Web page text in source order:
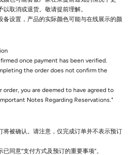
取消或退货。敬请提前理解。
备设置，产品的实际颜色可能与在线展示的颜
once payment has been verified.
the order does not confirm the
order, you are deemed to have agreed to
Notes Regarding Reservations."
将被确认。请注意，仅完成订单并不表示预订
同意“支付方式及预订的重要事项”。